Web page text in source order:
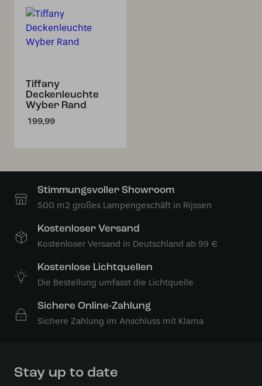
Tiffany
Deckenleuchte
Wyber Rand
199,99
Stimmungsvoller Showroom
500 m2 großes Lampengeschäft in Rijssen
Kostenloser Versand
Kostenloser Versand in Deutschland ab 99 €
Kostenlose Lichtquellen
Die Bestellung umfasst die Lichtquelle
Sichere Online-Zahlung
Sichere Zahlung im Anschluss mit Klarna
Stay up to date